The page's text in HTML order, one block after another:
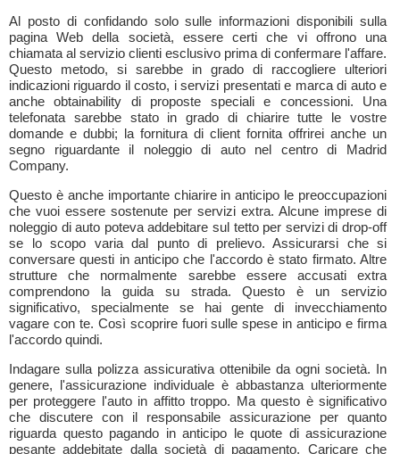
Al posto di confidando solo sulle informazioni disponibili sulla
pagina Web della società, essere certi che vi offrono una
chiamata al servizio clienti esclusivo prima di confermare l'affare.
Questo metodo, si sarebbe in grado di raccogliere ulteriori
indicazioni riguardo il costo, i servizi presentati e marca di auto e
anche obtainability di proposte speciali e concessioni. Una
telefonata sarebbe stato in grado di chiarire tutte le vostre
domande e dubbi; la fornitura di client fornita offrirei anche un
segno riguardante il noleggio di auto nel centro di Madrid
Company.
Questo è anche importante chiarire in anticipo le preoccupazioni
che vuoi essere sostenute per servizi extra. Alcune imprese di
noleggio di auto poteva addebitare sul tetto per servizi di drop-off
se lo scopo varia dal punto di prelievo. Assicurarsi che si
conversare questi in anticipo che l'accordo è stato firmato. Altre
strutture che normalmente sarebbe essere accusati extra
comprendono la guida su strada. Questo è un servizio
significativo, specialmente se hai gente di invecchiamento
vagare con te. Così scoprire fuori sulle spese in anticipo e firma
l'accordo quindi.
Indagare sulla polizza assicurativa ottenibile da ogni società. In
genere, l'assicurazione individuale è abbastanza ulteriormente
per proteggere l'auto in affitto troppo. Ma questo è significativo
che discutere con il responsabile assicurazione per quanto
riguarda questo pagando in anticipo le quote di assicurazione
pesante addebitate dalla società di pagamento. Caricare che